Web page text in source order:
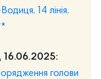
14 лінія,
16.06.2025:
голови